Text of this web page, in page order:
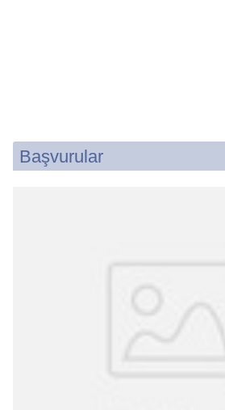
Başvurular